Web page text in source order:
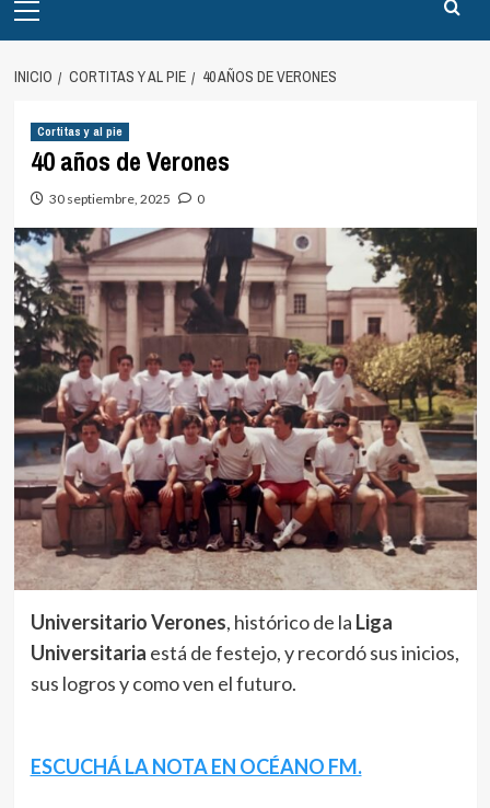
principal
INICIO CORTITAS Y AL PIE 40 AÑOS DE VERONES
Cortitas y al pie
40 años de Verones
30 septiembre, 2025 0
Universitario Verones, histórico de la Liga
Universitaria está de festejo, y recordó sus inicios,
sus logros y como ven el futuro.
ESCUCHÁ LA NOTA EN OCÉANO FM.